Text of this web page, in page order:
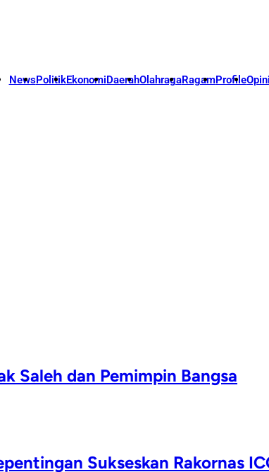
NewsPolitikEkonomiDaerahOlahragaRagamProfileOpini
Saleh dan Pemimpin Bangsa
Sukseskan Rakornas